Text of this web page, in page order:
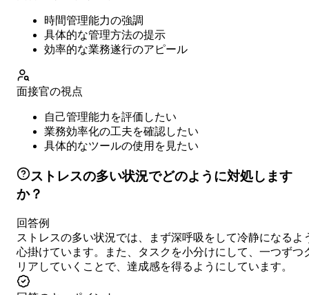
時間管理能力の強調
具体的な管理方法の提示
効率的な業務遂行のアピール
面接官の視点
自己管理能力を評価したい
業務効率化の工夫を確認したい
具体的なツールの使用を見たい
ストレスの多い状況でどのように対処します
か？
回答例
ストレスの多い状況では、まず深呼吸をして冷静になるよ
心掛けています。また、タスクを小分けにして、一つずつ
リアしていくことで、達成感を得るようにしています。